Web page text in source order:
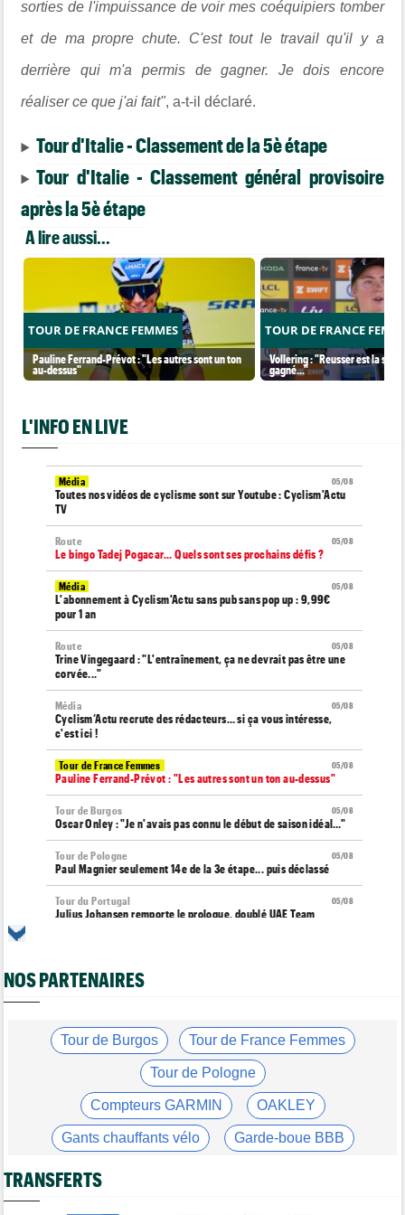
sorties de l'impuissance de voir mes coéquipiers tomber
et de ma propre chute. C'est tout le travail qu'il y a
derrière qui m'a permis de gagner. Je dois encore
réaliser ce que j'ai fait", a-t-il déclaré.
Tour d'Italie - Classement de la 5è étape
Tour d'Italie - Classement général provisoire
après la 5è étape
A lire aussi...
TOUR DE FRANCE FEMMES
Pauline Ferrand-Prévot : "Les autres sont un ton
au-dessus"
TOUR DE FRANCE
Vollering : "Reusser est la
gagné..."
L'INFO EN LIVE
05/08
Média
Toutes nos vidéos de cyclisme sont sur Youtube : Cyclism'Actu
TV
05/08
Route
Le bingo Tadej Pogacar... Quels sont ses prochains défis ?
05/08
Média
L'abonnement à Cyclism'Actu sans pub sans pop up : 9,99€
pour 1 an
05/08
Route
Trine Vingegaard : "L'entraînement, ça ne devrait pas être une
corvée..."
05/08
Média
Cyclism’Actu recrute des rédacteurs… si ça vous intéresse,
c'est ici !
05/08
Tour de France Femmes
Pauline Ferrand-Prévot : "Les autres sont un ton au-dessus"
05/08
Tour de Burgos
Oscar Onley : "Je n'avais pas connu le début de saison idéal…"
05/08
Tour de Pologne
Paul Magnier seulement 14e de la 3e étape... puis déclassé
05/08
Tour du Portugal
Julius Johansen remporte le prologue, doublé UAE Team
Marlen Reusser : "C'était différent du Mont Ventoux..."
WorldTour
Tour de France Femmes
Vollering : "Reusser est la seule qui n'a jamais gagné..."
Tour de France
Geraint Thomas : "On est passé à côté du Tour..."
Transfert
transferts
NOS PARTENAIRES
Tour de Burgos Tour de France Femmes
Tour de Pologne
Compteurs GARMIN OAKLEY
Gants chauffants vélo Garde-boue BBB
Casque ABUS
TRANSFERTS